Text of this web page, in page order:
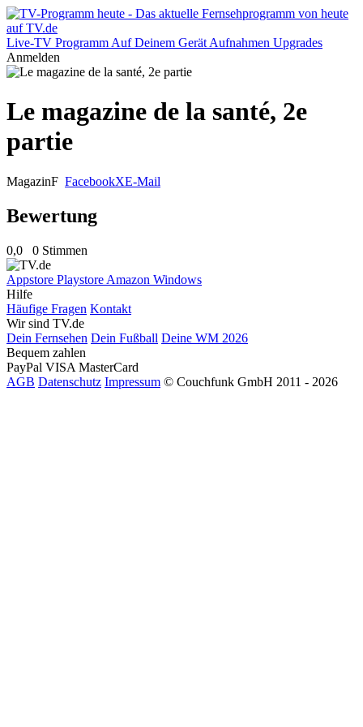
Live-TV Programm Auf Deinem Gerät Aufnahmen Upgrades
Anmelden
Le magazine de la santé, 2e
partie
MagazinF FacebookXE-Mail
Bewertung
0,0 0 Stimmen
Appstore Playstore Amazon Windows
Hilfe
Häufige Fragen Kontakt
Wir sind TV.de
Dein Fernsehen Dein Fußball Deine WM 2026
Bequem zahlen
PayPal VISA MasterCard
AGB Datenschutz Impressum © Couchfunk GmbH 2011 - 2026